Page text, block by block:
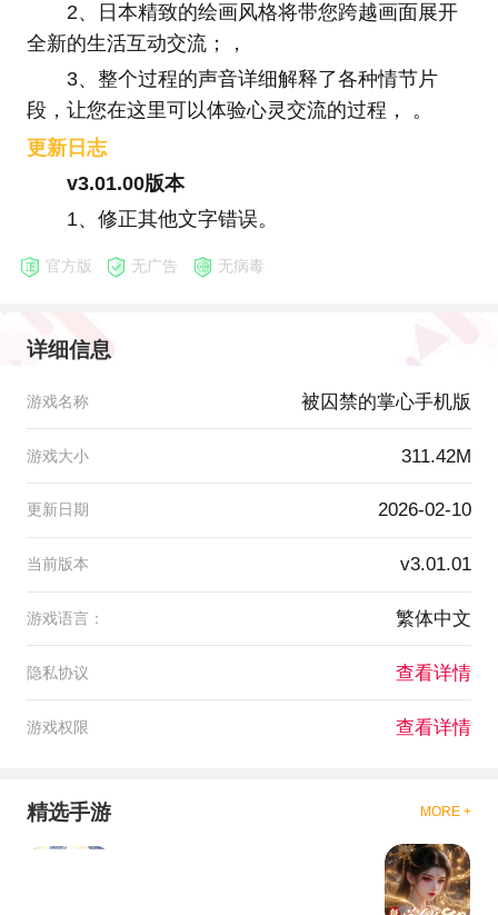
2、日本精致的绘画风格将带您跨越画面展开
全新的生活互动交流；，
3、整个过程的声音详细解释了各种情节片
段，让您在这里可以体验心灵交流的过程， 。
更新日志
v3.01.00版本
1、修正其他文字错误。
官方版 无广告 无病毒
详细信息
游戏名称 被囚禁的掌心手机版
游戏大小 311.42M
更新日期 2026-02-10
当前版本 v3.01.01
游戏语言： 繁体中文
隐私协议 查看详情
游戏权限 查看详情
精选手游 MORE +